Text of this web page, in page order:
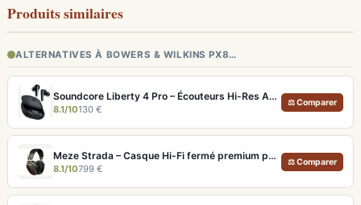
Produits similaires
ALTERNATIVES À BOWERS & WILKINS PX8…
Soundcore Liberty 4 Pro – Écouteurs Hi-Res ANC 7 Capteurs et Fast Charge
8.1/10130 €
⚖ Comparer
Meze Strada – Casque Hi-Fi fermé premium pour écoute immersive
8.1/10799 €
⚖ Comparer